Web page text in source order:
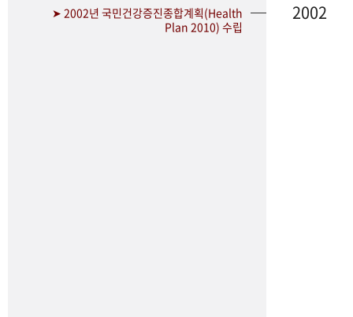
➤ 2002년 국민건강증진종합계획(Health
Plan 2010) 수립
2002